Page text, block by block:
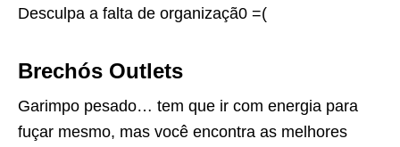
Desculpa a falta de organizaçã0 =(
Brechós Outlets
Garimpo pesado… tem que ir com energia para
fuçar mesmo, mas você encontra as melhores